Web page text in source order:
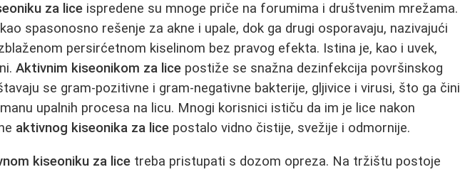
za lice ispredene su mnoge priče na forumima i društvenim mrežama.
spasonosno rešenje za akne i upale, dok ga drugi osporavaju, nazivajući
persirćetnom kiselinom bez pravog efekta. Istina je, kao i uvek,
Aktivnim kiseonikom za lice postiže se snažna dezinfekcija površinskog
se gram-pozitivne i gram-negativne bakterije, gljivice i virusi, što ga čini
upalnih procesa na licu. Mnogi korisnici ističu da im je lice nakon
aktivnog kiseonika za lice postalo vidno čistije, svežije i odmornije.
kiseoniku za lice treba pristupati s dozom opreza. Na tržištu postoje